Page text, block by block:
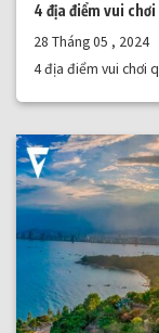
4 địa điểm vui
28 Tháng 05 , 2024
4 địa điểm vui chơi